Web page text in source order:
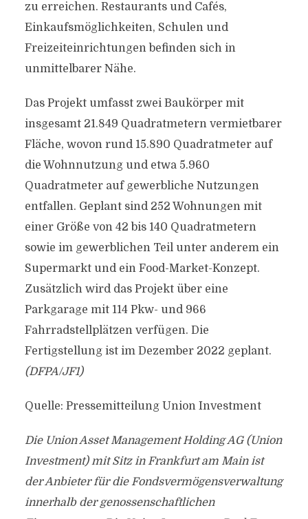
zu erreichen. Restaurants und Cafés,
Einkaufsmöglichkeiten, Schulen und
Freizeiteinrichtungen befinden sich in
unmittelbarer Nähe.
Das Projekt umfasst zwei Baukörper mit
insgesamt 21.849 Quadratmetern vermietbarer
Fläche, wovon rund 15.890 Quadratmeter auf
die Wohnnutzung und etwa 5.960
Quadratmeter auf gewerbliche Nutzungen
entfallen. Geplant sind 252 Wohnungen mit
einer Größe von 42 bis 140 Quadratmetern
sowie im gewerblichen Teil unter anderem ein
Supermarkt und ein Food-Market-Konzept.
Zusätzlich wird das Projekt über eine
Parkgarage mit 114 Pkw- und 966
Fahrradstellplätzen verfügen. Die
Fertigstellung ist im Dezember 2022 geplant.
(DFPA/JF1)
Quelle: Pressemitteilung Union Investment
Die Union Asset Management Holding AG (Union
Investment) mit Sitz in Frankfurt am Main ist
der Anbieter für die Fondsvermögensverwaltung
innerhalb der genossenschaftlichen